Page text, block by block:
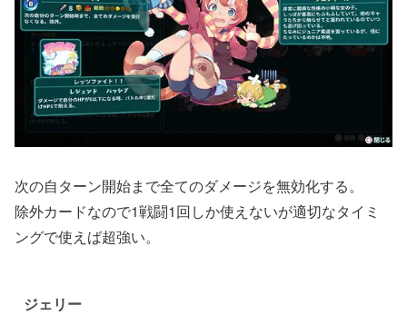
次の自ターン開始まで全てのダメージを無効化する。
除外カードなので1戦闘1回しか使えないが適切なタイミ
ングで使えば超強い。
ジェリー